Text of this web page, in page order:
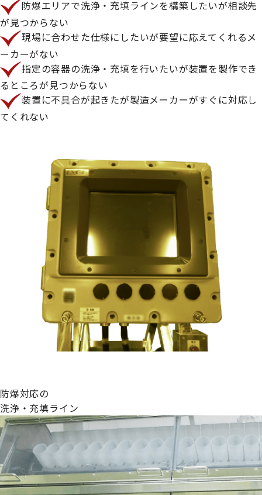
防爆エリアで洗浄・充填ラインを構築したいが相談先
が見つからない
現場に合わせた仕様にしたいが要望に応えてくれるメ
ーカーがない
指定の容器の洗浄・充填を行いたいが装置を製作でき
るところが見つからない
装置に不具合が起きたが製造メーカーがすぐに対応し
てくれない
防爆対応の
洗浄・充填ライン